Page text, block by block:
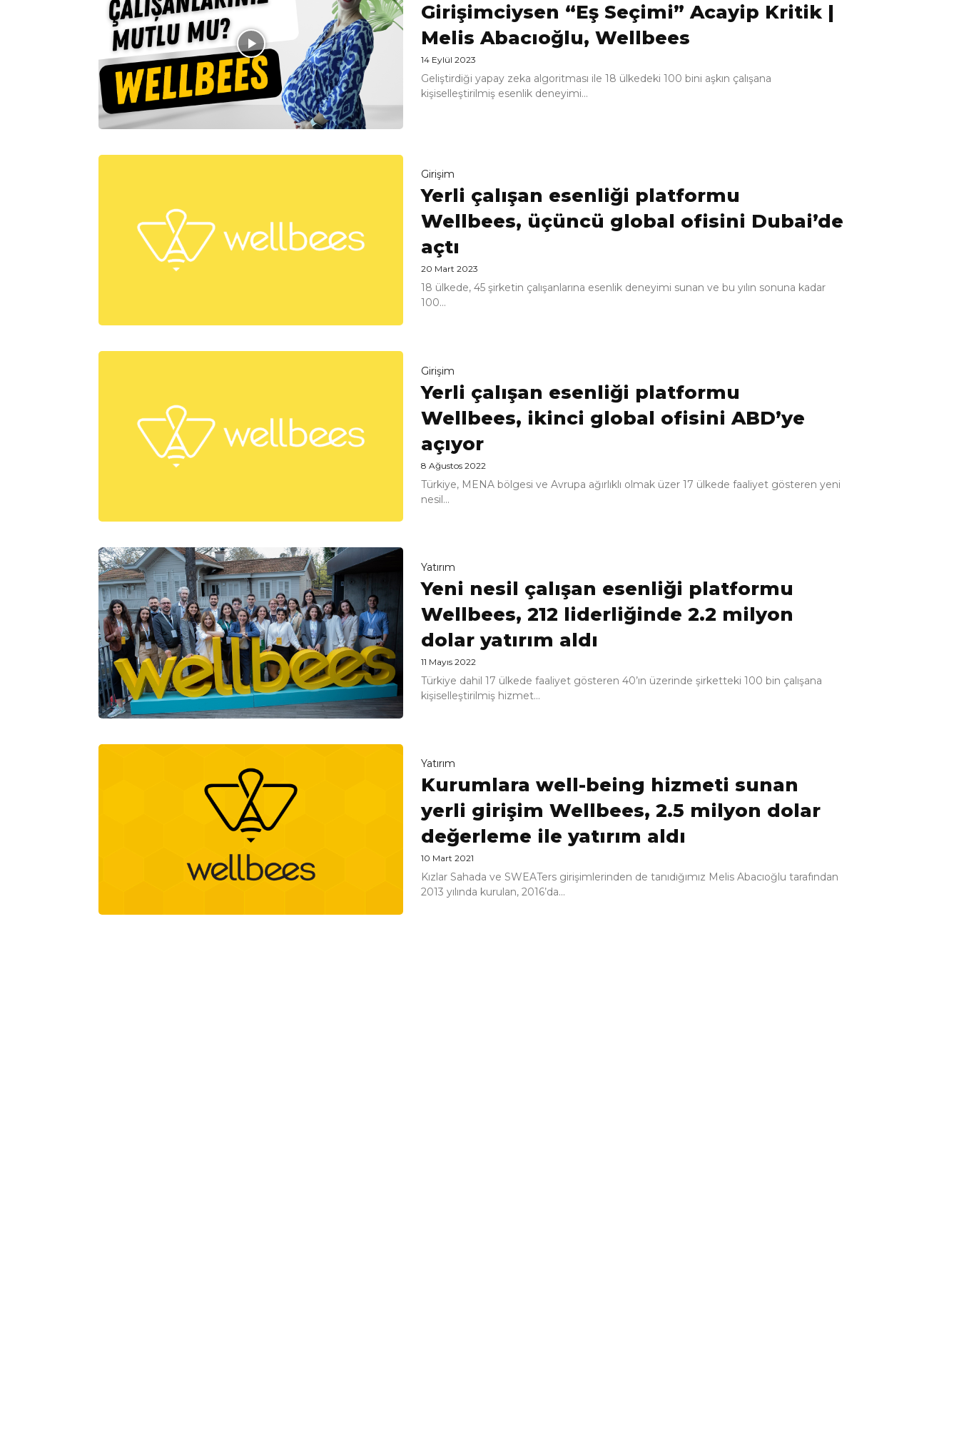
Girişimciysen “Eş Seçimi” Acayip Kritik |
Melis Abacıoğlu, Wellbees
14 Eylül 2023
Geliştirdiği yapay zeka algoritması ile 18 ülkedeki 100 bini aşkın çalışana
kişiselleştirilmiş esenlik deneyimi...
Girişim
Yerli çalışan esenliği platformu
Wellbees, üçüncü global ofisini Dubai’de
açtı
20 Mart 2023
18 ülkede, 45 şirketin çalışanlarına esenlik deneyimi sunan ve bu yılın sonuna kadar
100...
Girişim
Yerli çalışan esenliği platformu
Wellbees, ikinci global ofisini ABD’ye
açıyor
8 Ağustos 2022
Türkiye, MENA bölgesi ve Avrupa ağırlıklı olmak üzer 17 ülkede faaliyet gösteren yeni
nesil...
Yatırım
Yeni nesil çalışan esenliği platformu
Wellbees, 212 liderliğinde 2.2 milyon
dolar yatırım aldı
11 Mayıs 2022
Türkiye dahil 17 ülkede faaliyet gösteren 40’ın üzerinde şirketteki 100 bin çalışana
kişiselleştirilmiş hizmet...
Yatırım
Kurumlara well-being hizmeti sunan
yerli girişim Wellbees, 2.5 milyon dolar
değerleme ile yatırım aldı
10 Mart 2021
Kızlar Sahada ve SWEATers girişimlerinden de tanıdığımız Melis Abacıoğlu tarafından
2013 yılında kurulan, 2016’da...